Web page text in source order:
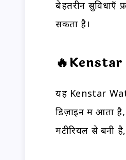
बेहतरीन सुविधाएँ
सकता है।
यह Kenstar
डिज़ाइन में आता है,
मटीरियल से बनी